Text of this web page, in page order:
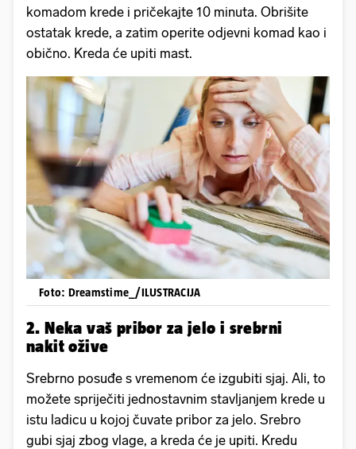
komadom krede i pričekajte 10 minuta. Obrišite
ostatak krede, a zatim operite odjevni komad kao i
obično. Kreda će upiti mast.
Foto: Dreamstime_/ILUSTRACIJA
2. Neka vaš pribor za jelo i srebrni
nakit ožive
Srebrno posuđe s vremenom će izgubiti sjaj. Ali, to
možete spriječiti jednostavnim stavljanjem krede u
istu ladicu u kojoj čuvate pribor za jelo. Srebro
gubi sjaj zbog vlage, a kreda će je upiti. Kredu